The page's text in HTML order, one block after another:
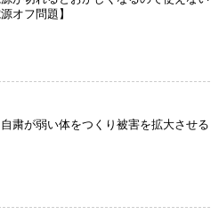
オフ問題】
自粛が弱い体をつくり被害を拡大させる